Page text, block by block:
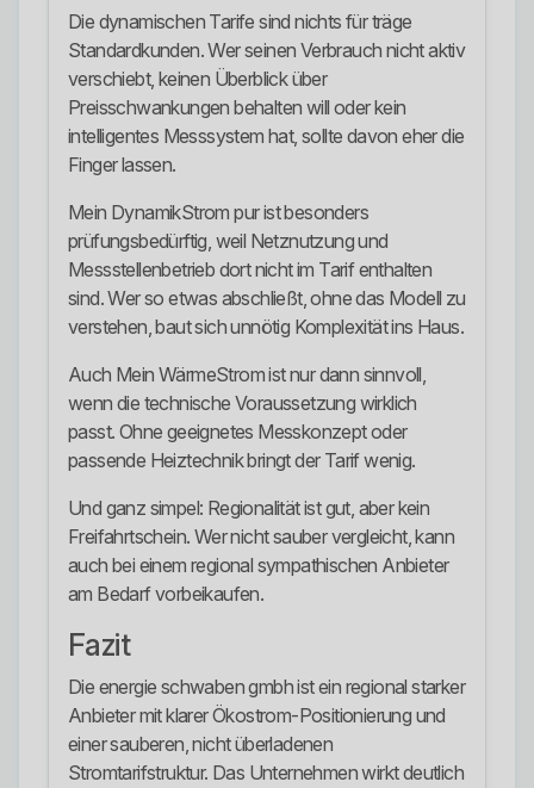
Die dynamischen Tarife sind nichts für träge
Standardkunden. Wer seinen Verbrauch nicht aktiv
verschiebt, keinen Überblick über
Preisschwankungen behalten will oder kein
intelligentes Messsystem hat, sollte davon eher die
Finger lassen.
Mein DynamikStrom pur ist besonders
prüfungsbedürftig, weil Netznutzung und
Messstellenbetrieb dort nicht im Tarif enthalten
sind. Wer so etwas abschließt, ohne das Modell zu
verstehen, baut sich unnötig Komplexität ins Haus.
Auch Mein WärmeStrom ist nur dann sinnvoll,
wenn die technische Voraussetzung wirklich
passt. Ohne geeignetes Messkonzept oder
passende Heiztechnik bringt der Tarif wenig.
Und ganz simpel: Regionalität ist gut, aber kein
Freifahrtschein. Wer nicht sauber vergleicht, kann
auch bei einem regional sympathischen Anbieter
am Bedarf vorbeikaufen.
Fazit
Die energie schwaben gmbh ist ein regional starker
Anbieter mit klarer Ökostrom-Positionierung und
einer sauberen, nicht überladenen
Stromtarifstruktur. Das Unternehmen wirkt deutlich